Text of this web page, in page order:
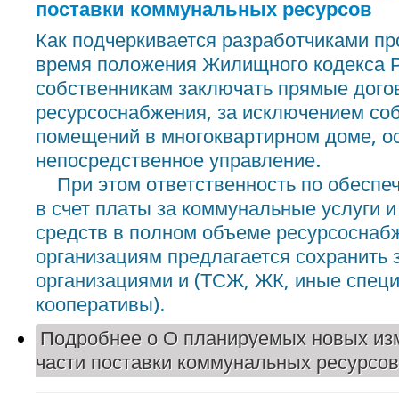
поставки коммунальных ресурсов
Как подчеркивается разработчиками
время положения Жилищного кодекса
собственникам заключать прямые
ресурсоснабжения, за исключением
помещений в многоквартирном доме,
непосредственное управление.
При этом ответственность по
в счет платы за коммунальные услуги
средств в полном объеме
организациям предлагается
организациями и (ТСЖ, ЖК, иные
кооперативы).
Подробнее о О планируемых новых
части поставки коммунальных ресурсов